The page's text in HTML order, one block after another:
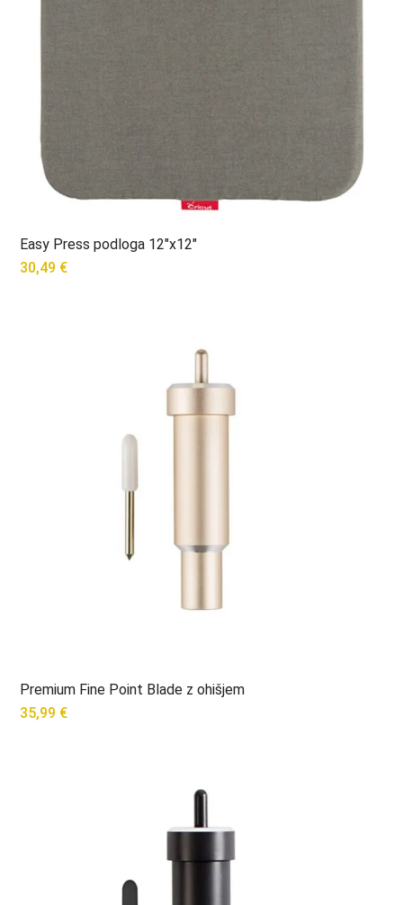
Easy Press podloga 12″x12″
30,49 €
Premium Fine Point Blade z ohišjem
35,99 €